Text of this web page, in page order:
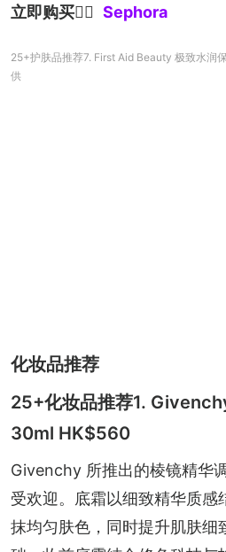
立即购买👉🏻 Sephora
25+护肤品推荐7. First Aid Beauty 极致水润
供
化妆品推荐
25+化妆品推荐1.
30ml HK$560
Givenchy 所推出的棱镜精华
受欢迎。底霜以细致精华质感
抹均匀肤色，同时提升肌肤细